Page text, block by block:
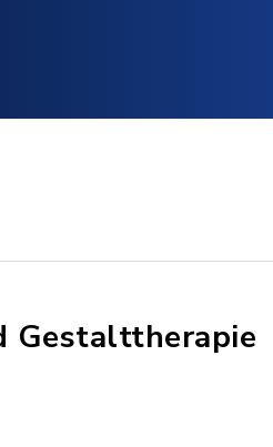
Gestalttherapie